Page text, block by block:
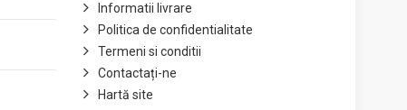
Informatii livrare
Politica de confidentialitate
Termeni si conditii
Contactați-ne
Hartă site